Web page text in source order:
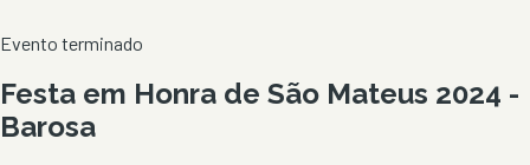
Evento terminado
Festa em Honra de São Mateus 2024 -
Barosa